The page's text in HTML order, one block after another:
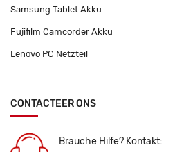
Samsung Tablet Akku
Fujifilm Camcorder Akku
Lenovo PC Netzteil
CONTACTEER ONS
Brauche Hilfe? Kontakt: